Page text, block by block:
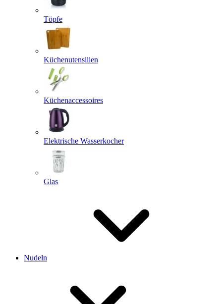
Töpfe
Küchenutensilien
Küchenaccessoires
Elektrische Wasserkocher
Glas
Nudeln